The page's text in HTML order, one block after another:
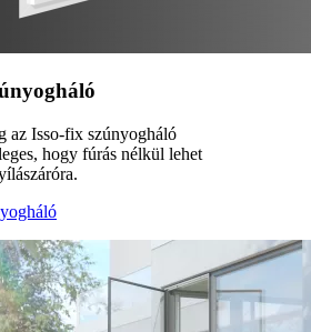
az Isso-fix szúnyogháló
hogy fúrás nélkül lehet